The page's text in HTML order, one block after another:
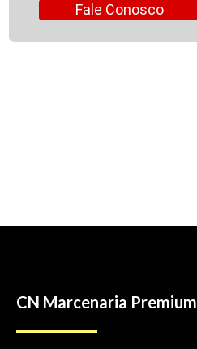
Fale Conosco
CN Marcenaria Premium